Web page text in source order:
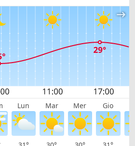
Lun Mar Mer Gio